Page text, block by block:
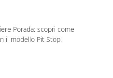
Porada: scopri come
il modello Pit Stop.